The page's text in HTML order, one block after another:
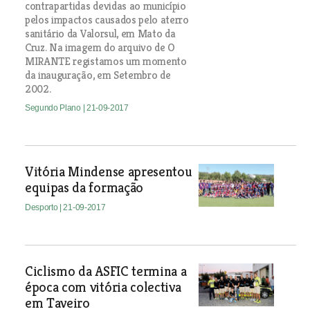
contrapartidas devidas ao município
pelos impactos causados pelo aterro
sanitário da Valorsul, em Mato da
Cruz. Na imagem do arquivo de O
MIRANTE registamos um momento
da inauguração, em Setembro de
2002.
Segundo Plano | 21-09-2017
Vitória Mindense apresentou
equipas da formação
Desporto | 21-09-2017
Ciclismo da ASFIC termina a
época com vitória colectiva
em Taveiro